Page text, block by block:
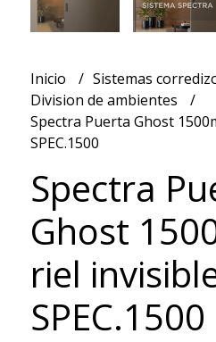
Inicio
Sistemas
Division de ambientes
Spectra Puerta Ghost
SPEC.1500
Spectra
Ghost
riel
SPEC.1500